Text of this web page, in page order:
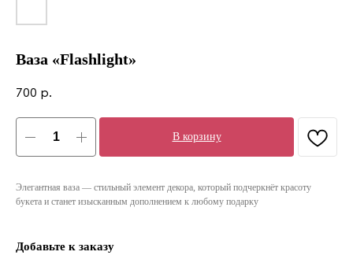
Ваза «Flashlight»
700 р.
В корзину
Элегантная ваза — стильный элемент декора, который подчеркнёт красоту
букета и станет изысканным дополнением к любому подарку
Добавьте к заказу